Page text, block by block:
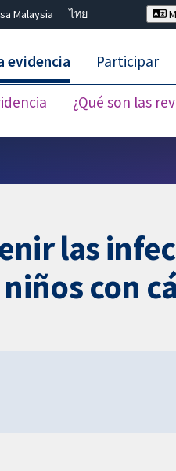
Malaysia
ไทย
evidencia
¿Qué son las
Participar
las
con